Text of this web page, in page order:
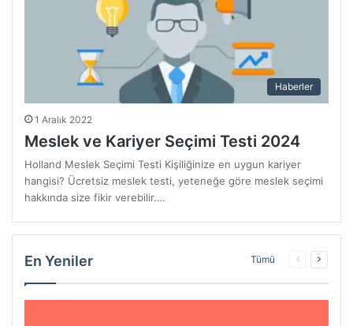
Haberler
1 Aralık 2022
Meslek ve Kariyer Seçimi Testi 2024
Holland Meslek Seçimi Testi Kişiliğinize en uygun kariyer
hangisi? Ücretsiz meslek testi, yeteneğe göre meslek seçimi
hakkında size fikir verebilir.…
En Yeniler Tümü
ÖncekiSonraki